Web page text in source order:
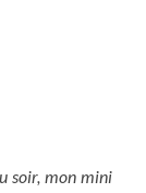
soir, mon mini